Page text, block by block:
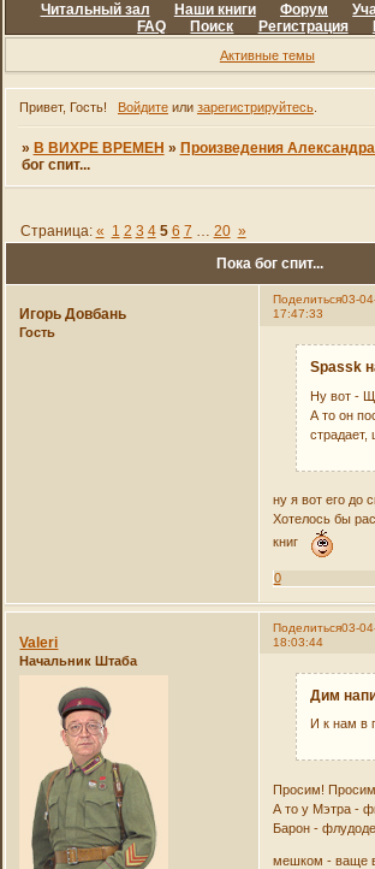
Читальный зал Наши книги Форум
FAQ
Поиск Регистрация
Активные темы
Привет, Гость! Войдитеили зарегистрируйтесь.
» В ВИХРЕ ВРЕМЕН » Произведения
бог спит...
Пока бог спит...
Страница: « 1 2 3 4 5 6 7 … 20 »
Поделиться03-
17:47:33
Игорь Довбань
Гость
Spassk
Ну вот -
А то он
страдает,
ну я вот его до
Хотелось бы
книг
0
Поделиться03-
18:03:44
Valeri
Начальник Штаба
Дим
И к нам в
Просим!
А то у Мэтра -
Барон -
мешком - ваще